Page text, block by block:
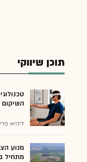
תוכן שיווקי
ליהיא
מנוע
מתחיל